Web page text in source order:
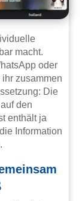
macht.
oder
zusammen
Die
den
enthält ja
Information